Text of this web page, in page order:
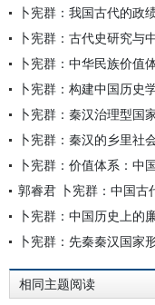
卜宪群：我国古代的政
卜宪群：古代史研究与
卜宪群：中华民族价值
卜宪群：构建中国历史
卜宪群：秦汉治理型国
卜宪群：秦汉的乡里社
卜宪群：价值体系：中
郭睿君 卜宪群：中国古
卜宪群：中国历史上的
卜宪群：先秦秦汉国家
相同主题阅读